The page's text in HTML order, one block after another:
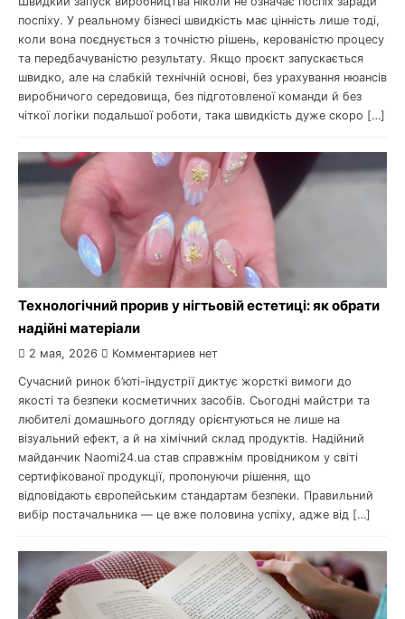
поспіху. У реальному бізнесі швидкість має цінність лише тоді,
коли вона поєднується з точністю рішень, керованістю процесу
та передбачуваністю результату. Якщо проєкт запускається
швидко, але на слабкій технічній основі, без урахування нюансів
виробничого середовища, без підготовленої команди й без
чіткої логіки подальшої роботи, така швидкість дуже скоро […]
Технологічний прорив у нігтьовій естетиці: як обрати
надійні матеріали
2 мая, 2026 Комментариев нет
Сучасний ринок б’юті-індустрії диктує жорсткі вимоги до
якості та безпеки косметичних засобів. Сьогодні майстри та
любителі домашнього догляду орієнтуються не лише на
візуальний ефект, а й на хімічний склад продуктів. Надійний
майданчик Naomi24.ua став справжнім провідником у світі
сертифікованої продукції, пропонуючи рішення, що
відповідають європейським стандартам безпеки. Правильний
вибір постачальника — це вже половина успіху, адже від […]